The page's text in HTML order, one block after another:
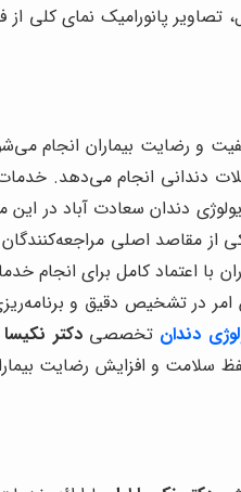
پانورامیک نمای کلی
و رضایت بیماران انجام
دندانی انجام می‌دهد.
سعادت آباد در این
از مقاصد اصلی
اعتماد کامل برای انجام
امر در تشخیص دقیق و
دندان تخصصیدکتر
سلامت و افزایش رضایت